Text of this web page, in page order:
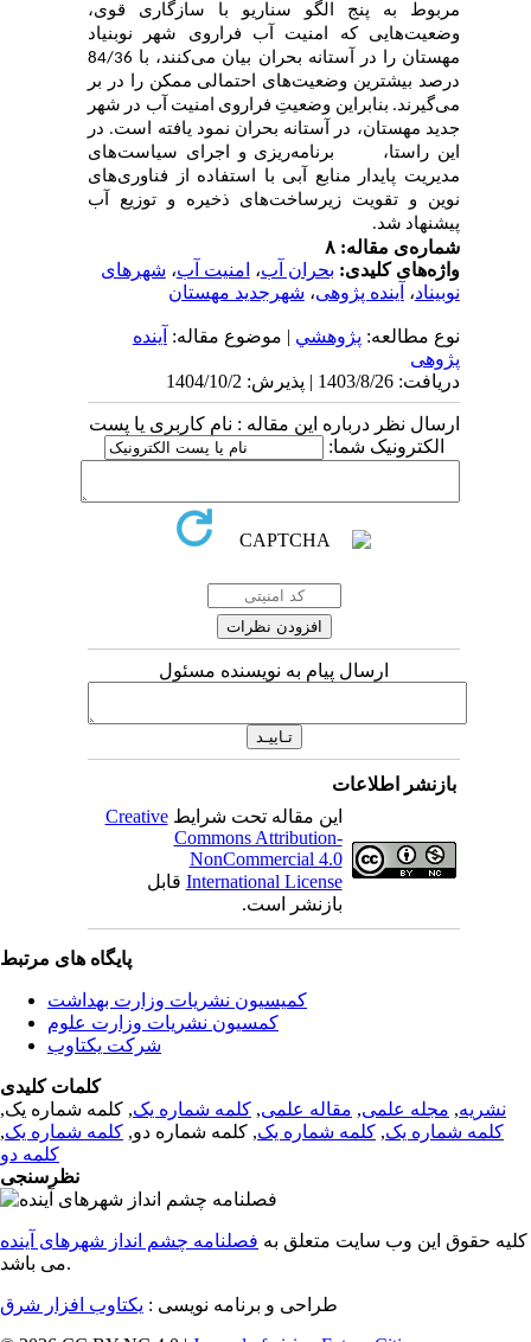
مربوط به پنج الگو سناریو با سازگاری قوی،
وضعیت‌هایی که امنیت آب فراروی شهر نوبنیاد
مهستان را در آستانه بحران بیان می‌کنند، با 84/36
درصد بیشترین وضعیت‌های احتمالی ممکن را در بر
می‌گیرند. بنابراین وضعیتِ فراروی امنیت آب در شهر
جدید مهستان، در آستانه بحران نمود یافته است. در
این راستا، برنامه‌ریزی و اجرای سیاست‌های
مدیریت پایدار منابع آبی با استفاده از فناوری‌های
نوین و تقویت زیرساخت‌های ذخیره و توزیع آب
پیشنهاد شد.
شماره‌ی مقاله: ۸
واژه‌های کلیدی: بحران آب، امنیت آب، شهرهای
نوبیناد، آینده پژوهی، شهرجدید مهستان
نوع مطالعه: پژوهشي | موضوع مقاله: آینده
پژوهی
دریافت: 1403/8/26 | پذیرش: 1404/10/2
ارسال نظر درباره این مقاله : نام کاربری یا پست
الکترونیک شما:
ارسال پیام به نویسنده مسئول
بازنشر اطلاعات
این مقاله تحت شرایطCreative
Commons Attribution-
NonCommercial 4.0
International License قابل
بازنشر است.
پایگاه های مرتبط
کمیسیون نشریات وزارت بهداشت
کمسیون نشریات وزارت علوم
شرکت یکتاوب
کلمات کلیدی
نشریه, مجله علمی, مقاله علمی, کلمه شماره یک, کلمه شماره یک,
کلمه شماره یک, کلمه شماره یک, کلمه شماره دو, کلمه شماره یک,
کلمه دو
نظرسنجی
کلیه حقوق این وب سایت متعلق به فصلنامه چشم انداز شهرهای آینده
می باشد.
طراحی و برنامه نویسی : یکتاوب افزار شرق